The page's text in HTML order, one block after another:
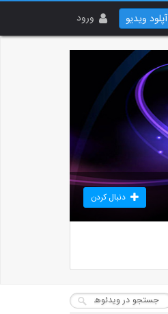
ورود آپلود ویدیو
دنبال کردن